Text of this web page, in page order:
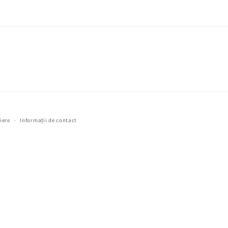
Informații de contact